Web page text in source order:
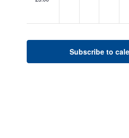
Subscribe to